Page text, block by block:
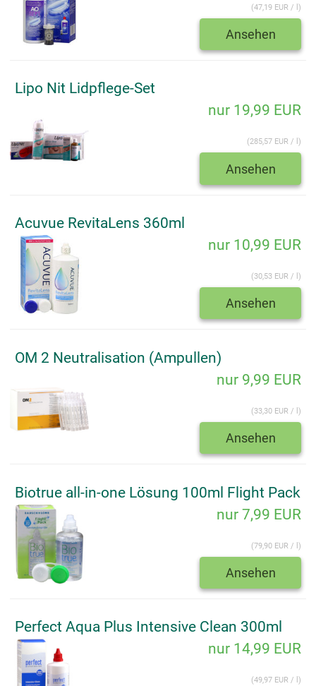
(47,19 EUR / l)
Ansehen
Lipo Nit Lidpflege-Set
nur 19,99 EUR
(285,57 EUR / l)
Ansehen
Acuvue RevitaLens 360ml
nur 10,99 EUR
(30,53 EUR / l)
Ansehen
OM 2 Neutralisation (Ampullen)
nur 9,99 EUR
(33,30 EUR / l)
Ansehen
Biotrue all-in-one Lösung 100ml Flight Pack
nur 7,99 EUR
(79,90 EUR / l)
Ansehen
Perfect Aqua Plus Intensive Clean 300ml
nur 14,99 EUR
(49,97 EUR / l)